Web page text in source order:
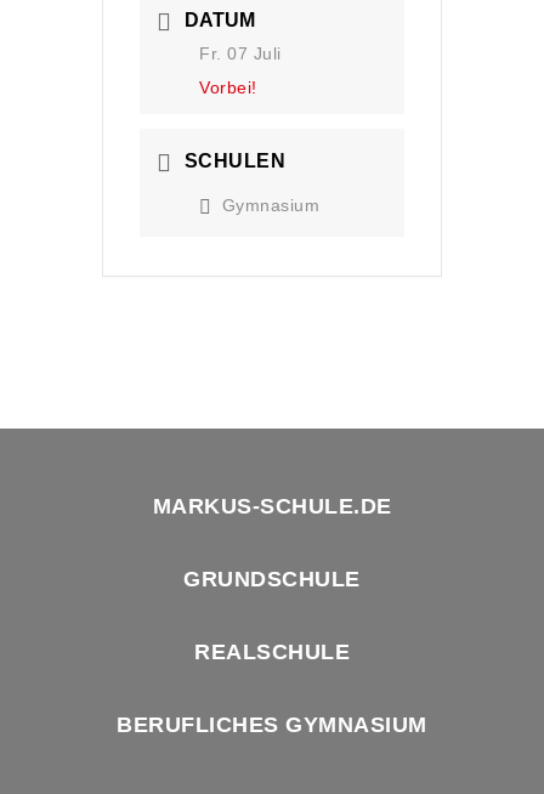
DATUM
Fr. 07 Juli
Vorbei!
SCHULEN
Gymnasium
MARKUS-SCHULE.DE
GRUNDSCHULE
REALSCHULE
BERUFLICHES GYMNASIUM